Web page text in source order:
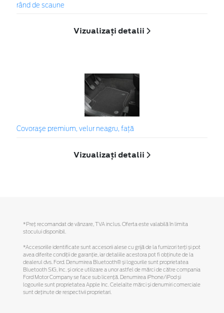
rând de scaune
Vizualizați detalii
Covoraşe premium, velur neagru, faţă
Vizualizați detalii
*Preţ recomandat de vânzare, TVA inclus. Oferta este valabilă în limita
stocului disponibil.
*Accesoriile identificate sunt accesorii alese cu grijă de la furnizori terți și pot
avea diferite condiții de garanție, iar detaliile acestora pot fi obținute de la
dealerul dvs. Ford. Denumirea Bluetooth® și logourile sunt proprietatea
Bluetooth SIG, Inc. și orice utilizare a unor astfel de mărci de către compania
Ford Motor Company se face sub licență. Denumirea iPhone/iPod și
logourile sunt proprietatea Apple Inc. Celelalte mărci și denumiri comerciale
sunt deținute de respectivii proprietari.